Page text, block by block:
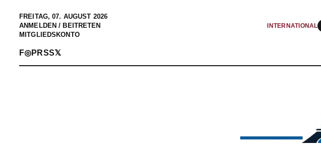
FREITAG, 07. AUGUST 2026
ANMELDEN / BEITRETEN
MITGLIEDSKONTO
INTERNATIONAL
F◎PRSS𝕏